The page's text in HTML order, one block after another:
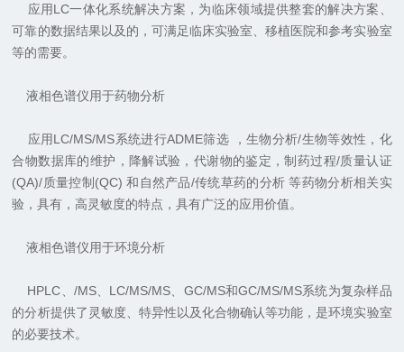
应用LC一体化系统解决方案，为临床领域提供整套的解决方案、
可靠的数据结果以及的，可满足临床实验室、移植医院和参考实验室
等的需要。
液相色谱仪用于药物分析
应用LC/MS/MS系统进行ADME筛选 ，生物分析/生物等效性，化
合物数据库的维护，降解试验，代谢物的鉴定，制药过程/质量认证
(QA)/质量控制 (QC)和自然产品/传统草药的分析 等药物分析相关实
验，具有，高灵敏度的特点，具有广泛的应用价值。
液相色谱仪用于环境分析
HPLC /MS、 LC/MS/MS GC/MS和GC/MS/MS系统为复杂样品
的分析提供了灵敏度、特异性以及化合物确认等功能，是环境实验室
的必要技术。